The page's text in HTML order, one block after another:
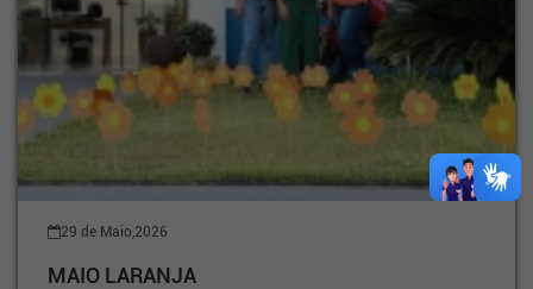
29 de Maio,2026
MAIO LARANJA